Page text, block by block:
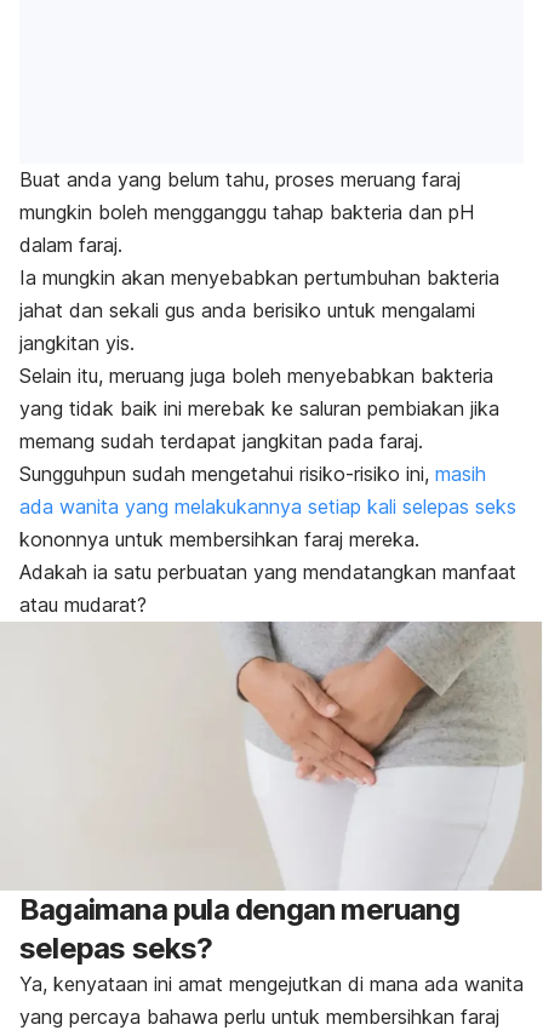
Buat anda yang belum tahu, proses meruang faraj
mungkin boleh mengganggu tahap bakteria dan pH
dalam faraj.
Ia mungkin akan menyebabkan pertumbuhan bakteria
jahat dan sekali gus anda berisiko untuk mengalami
jangkitan yis.
Selain itu, meruang juga boleh menyebabkan bakteria
yang tidak baik ini merebak ke saluran pembiakan jika
memang sudah terdapat jangkitan pada faraj.
Sungguhpun sudah mengetahui risiko-risiko ini, masih
ada wanita yang melakukannya setiap kali selepas seks
kononnya untuk membersihkan faraj mereka.
Adakah ia satu perbuatan yang mendatangkan manfaat
atau mudarat?
Bagaimana pula dengan meruang
selepas seks?
Ya, kenyataan ini amat mengejutkan di mana ada wanita
yang percaya bahawa perlu untuk membersihkan faraj